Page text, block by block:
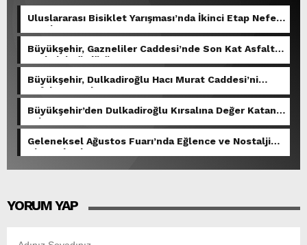
Uluslararası Bisiklet Yarışması’nda İkinci Etap Nefes
Kesti.
Büyükşehir, Gazneliler Caddesi’nde Son Kat Asfalt
Serimini Sürdürüyor.
Büyükşehir, Dulkadiroğlu Hacı Murat Caddesi’ni
Asfalta Hazırlıyor.
Büyükşehir’den Dulkadiroğlu Kırsalına Değer Katan
Yol Yatırımı.
Geleneksel Ağustos Fuarı’nda Eğlence ve Nostalji
Bir Aradaydı.
YORUM YAP